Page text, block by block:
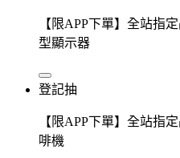
【限APP下單】全站指
型顯示器
登記抽
【限APP下單】全站指
啡機